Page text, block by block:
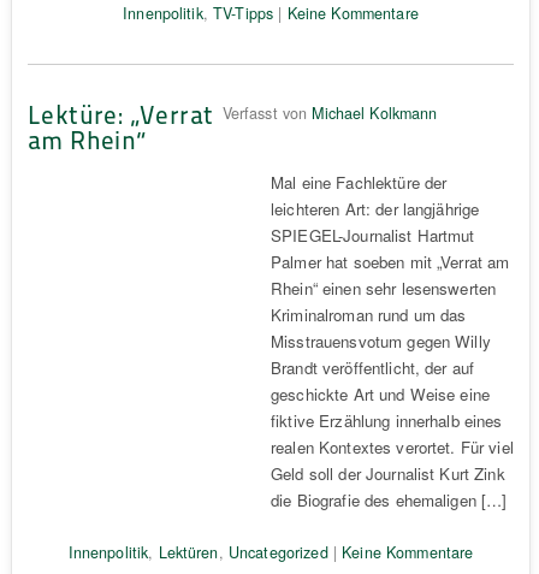
Innenpolitik,TV-Tipps | Keine Kommentare
Lektüre: „Verrat
am Rhein“
Verfasst von Michael Kolkmann
Mal eine Fachlektüre der
leichteren Art: der langjährige
SPIEGEL-Journalist Hartmut
Palmer hat soeben mit „Verrat am
Rhein“ einen sehr lesenswerten
Kriminalroman rund um das
Misstrauensvotum gegen Willy
Brandt veröffentlicht, der auf
geschickte Art und Weise eine
fiktive Erzählung innerhalb eines
realen Kontextes verortet. Für viel
Geld soll der Journalist Kurt Zink
die Biografie des ehemaligen […]
Innenpolitik, Lektüren, Uncategorized| Keine Kommentare